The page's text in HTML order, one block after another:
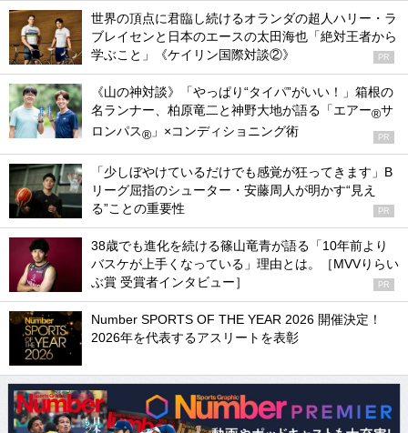
世界の頂点に君臨し続けるオランダの超人ハリー・ラ
ブレイセンと日本のエースの太田海也「絶対王者から
学ぶこと」《ケイリン国際対談②》
PR
《山の神対談》「やっぱり“タイパ”がいい！」箱根の
名ランナー、柏原竜二と神野大地が語る「エアー®サ
ロンパス® 」×コンディショニング術 PR
「少しぼやけているだけでも感覚が狂ってきます」B
リーグ屈指のシューター・安藤周人が明かす“見え
る”ことの重要性
PR
38歳でも進化を続ける篠山竜青が語る「10年前より
バスケが上手くなっている」理由とは。［MVVりらい
ぶ賞 受賞者インタビュー］
PR
Number SPORTS OF THE YEAR 2026 開催決定！
2026年を代表するアスリートを表彰